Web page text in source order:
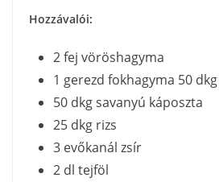
Hozzávalói:
2 fej vöröshagyma
1 gerezd fokhagyma 50
50 dkg savanyú káposzta
25 dkg rizs
3 evőkanál zsír
2 dl tejföl